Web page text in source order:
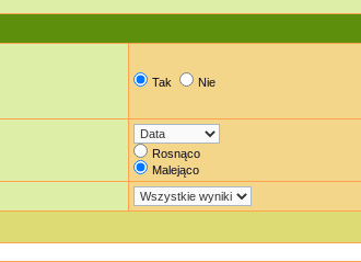
Tak Nie
Rosnąco
Malejąco